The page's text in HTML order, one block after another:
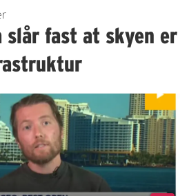
fast at skyen er